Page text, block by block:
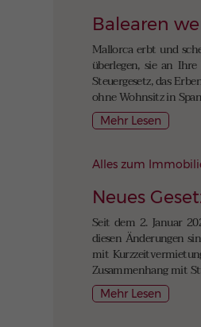
Balearen
Mallorca erbt und
überlegen, sie an
Steuergesetz, das
ohne Wohnsitz in
Mehr Lesen
Alles zum
Neues
Seit dem 2. Januar
diesen Änderungen
mit
Zusammenhang mit
Mehr Lesen